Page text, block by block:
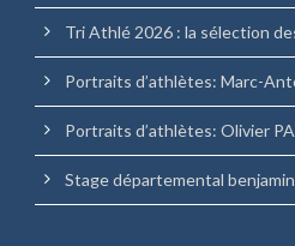
Tri Athlé 2026 : la sélection
Portraits d’athlètes: Marc-
Portraits d’athlètes: Olivier
Stage départemental